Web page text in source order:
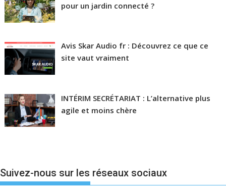
pour un jardin connecté ?
Avis Skar Audio fr : Découvrez ce que ce
site vaut vraiment
INTÉRIM SECRÉTARIAT : L’alternative plus
agile et moins chère
Suivez-nous sur les réseaux sociaux